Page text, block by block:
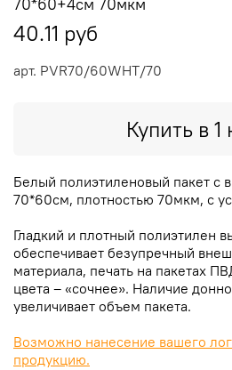
арт. PVR70/60WHT/70
70*60+4см 70мкм
40.11 руб
Купить в 1
Белый полиэтиленовый пакет с
70*60см, плотностью 70мкм, с
Гладкий и плотный полиэтилен
обеспечивает безупречный
материала, печать на пакетах
цвета – «сочнее». Наличие
увеличивает объем пакета.
Возможно нанесение вашего
продукцию.